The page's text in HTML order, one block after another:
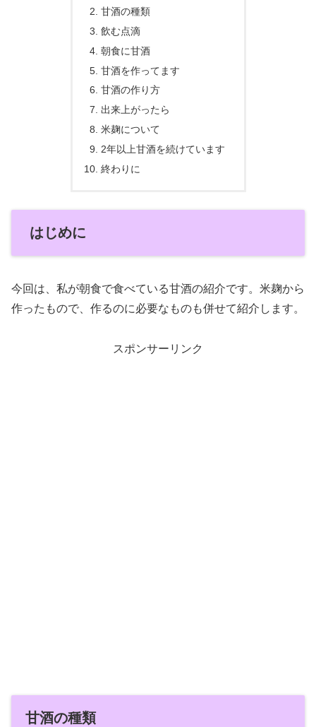
甘酒の種類
飲む点滴
朝食に甘酒
甘酒を作ってます
甘酒の作り方
出来上がったら
米麹について
2年以上甘酒を続けています
終わりに
はじめに
今回は、私が朝食で食べている甘酒の紹介です。米麹から
作ったもので、作るのに必要なものも併せて紹介します。
スポンサーリンク
甘酒の種類